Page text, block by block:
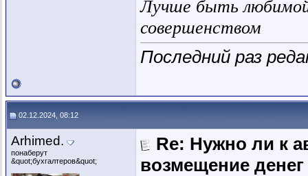
Лучше быть
совершенством
Последний раз
02.12.2024, 08:12
Arhimed.
понаберут
&quot;бухгалтеров&quot;
Re: Нужно ли к
возмещение денег